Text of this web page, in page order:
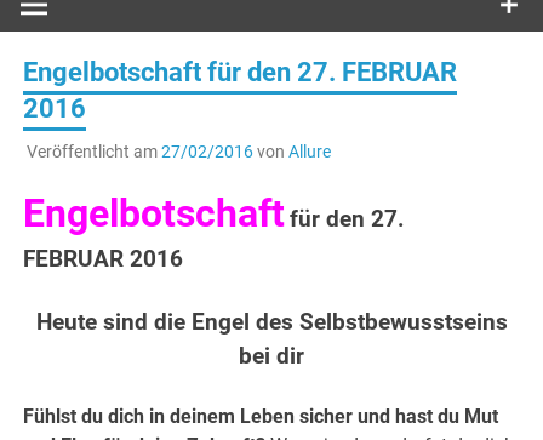
Engelbotschaft für den 27. FEBRUAR
2016
Veröffentlicht am27/02/2016von Allure
Engelbotschaftfür den 27.
FEBRUAR 2016
Heute sind die Engel des Selbstbewusstseins
bei dir
Fühlst du dich in deinem Leben sicher und hast du Mut